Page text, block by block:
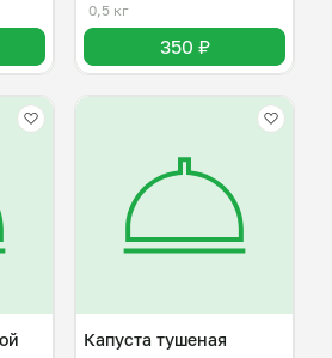
0,5 кг
350 ₽
Капуста тушеная